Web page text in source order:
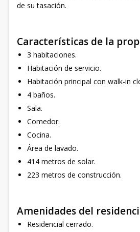
de su tasación.
Características de la
3 habitaciones.
Habitación de servicio.
Habitación principal con walk-in
4 baños.
Sala.
Comedor.
Cocina.
Área de lavado.
414 metros de solar.
223 metros de construcción.
Amenidades del
Residencial cerrado.